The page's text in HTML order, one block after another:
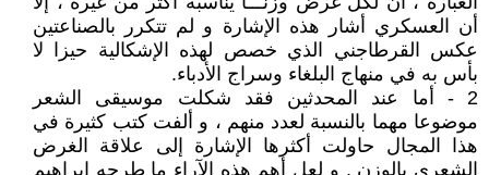
أن العسكري أشار هذه الإشارة و لم تتكرر بالصناعتين
عكس القرطاجني الذي خصص لهذه الإشكالية حيزا لا
بأس به في منهاج البلغاء وسراج الأدباء.
2 - أما عند المحدثين فقد شكلت موسيقى الشعر
موضوعا مهما بالنسبة لعدد منهم ، و ألفت كتب كثيرة في
هذا المجال حاولت أكثرها الإشارة إلى علاقة الغرض
الشعري بالوزن . و لعل أهم هذه الآراء ما طرحه إبراهيم